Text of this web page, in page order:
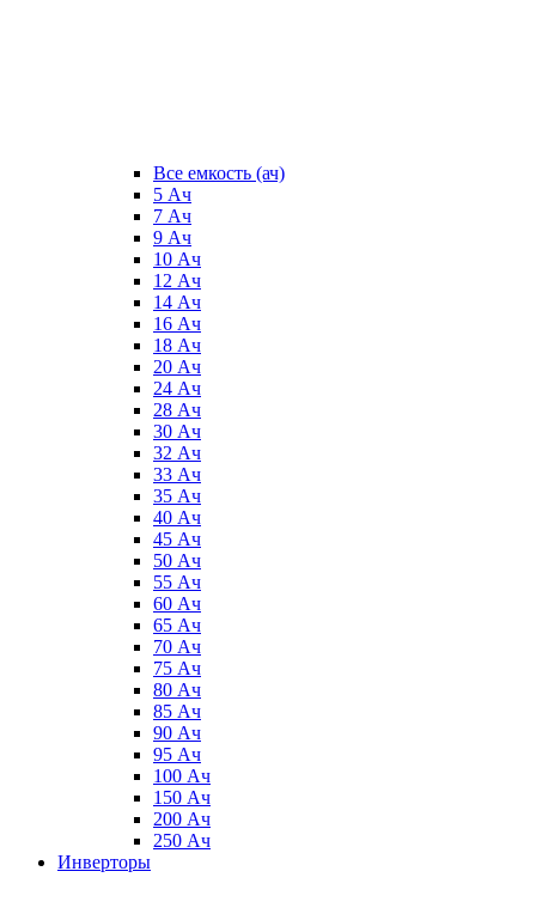
Все емкость (ач)
5 Ач
7 Ач
9 Ач
10 Ач
12 Ач
14 Ач
16 Ач
18 Ач
20 Ач
24 Ач
28 Ач
30 Ач
32 Ач
33 Ач
35 Ач
40 Ач
45 Ач
50 Ач
55 Ач
60 Ач
65 Ач
70 Ач
75 Ач
80 Ач
85 Ач
90 Ач
95 Ач
100 Ач
150 Ач
200 Ач
250 Ач
Инверторы